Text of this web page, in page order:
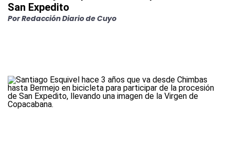
San Expedito
Por Redacción Diario de Cuyo